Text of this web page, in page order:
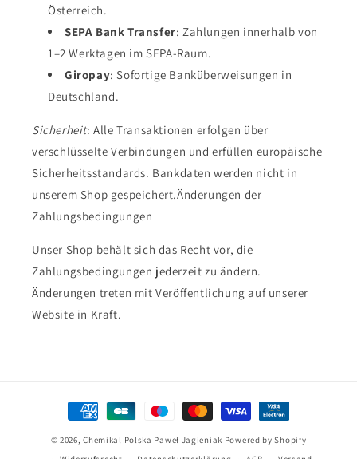
Österreich.
SEPA Bank Transfer: Zahlungen innerhalb von
1–2 Werktagen im SEPA-Raum.
Giropay: Sofortige Banküberweisungen in
Deutschland.
Sicherheit: Alle Transaktionen erfolgen über
verschlüsselte Verbindungen und erfüllen europäische
Sicherheitsstandards. Bankdaten werden nicht in
unserem Shop gespeichert.Änderungen der
Zahlungsbedingungen
Unser Shop behält sich das Recht vor, die
Zahlungsbedingungen jederzeit zu ändern.
Änderungen treten mit Veröffentlichung auf unserer
Website in Kraft.
Zahlungsmethoden
© 2026,Chemikal Polska Paweł Jagieniak Powered by Shopify